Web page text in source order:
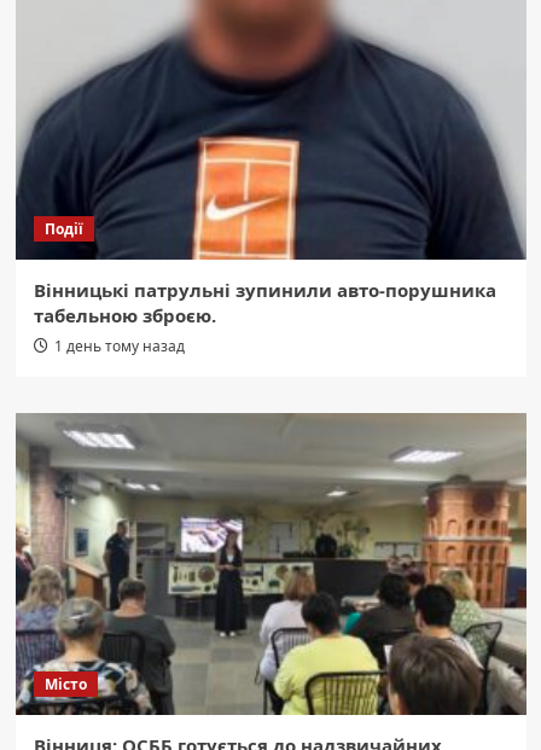
Події
Вінницькі патрульні зупинили авто-порушника
табельною зброєю.
1 день тому назад
Місто
Вінниця: ОСББ готується до надзвичайних